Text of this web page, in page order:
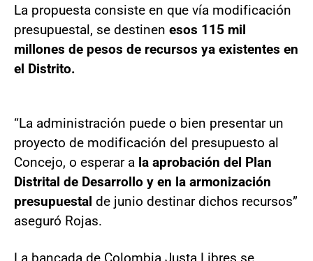
La propuesta consiste en que vía modificación
presupuestal, se destinen esos 115 mil
millones de pesos de recursos ya existentes en
el Distrito.
“La administración puede o bien presentar un
proyecto de modificación del presupuesto al
Concejo, o esperar a la aprobación del Plan
Distrital de Desarrollo y en la armonización
presupuestal de junio destinar dichos recursos”
aseguró Rojas.